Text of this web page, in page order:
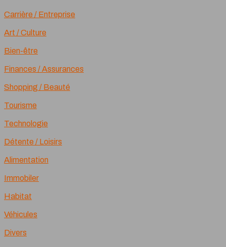
Carrière / Entreprise
Art / Culture
Bien-être
Finances / Assurances
Shopping / Beauté
Tourisme
Technologie
Détente / Loisirs
Alimentation
Immobiler
Habitat
Véhicules
Divers